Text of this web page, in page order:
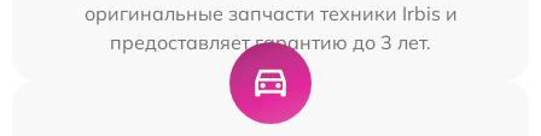
оригинальные запчасти техники Irbis и
предоставляет гарантию до 3 лет.